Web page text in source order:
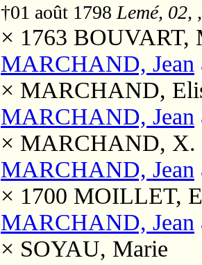
†01 août 1798 Lemé, 02,
× 1763 BOUVART,
MARCHAND, Jean
× MARCHAND,
MARCHAND, Jean
× MARCHAND, X.
MARCHAND, Jean
× 1700 MOILLET,
MARCHAND, Jean
× SOYAU, Marie